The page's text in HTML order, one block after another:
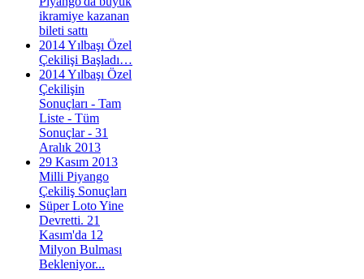
ikramiye kazanan
bileti sattı
2014 Yılbaşı Özel
Çekilişi Başladı…
2014 Yılbaşı Özel
Çekilişin
Sonuçları - Tam
Liste - Tüm
Sonuçlar - 31
Aralık 2013
29 Kasım 2013
Milli Piyango
Çekiliş Sonuçları
Süper Loto Yine
Devretti. 21
Kasım'da 12
Milyon Bulması
Bekleniyor...